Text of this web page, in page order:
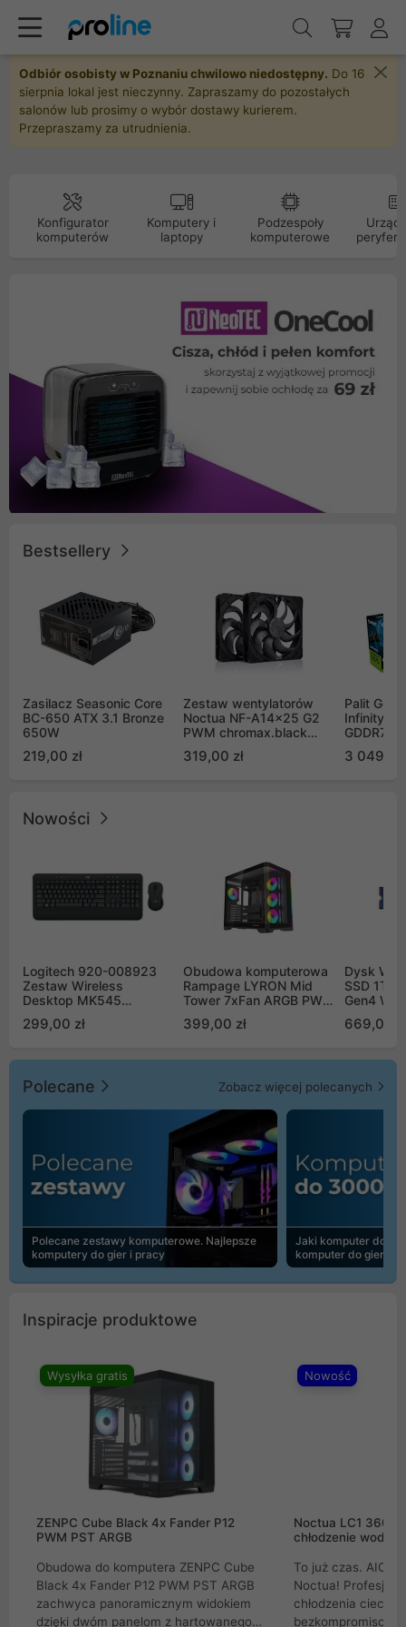
Odbiór osobisty w Poznaniu chwilowo niedostępny. Do 16
sierpnia lokal jest nieczynny. Zapraszamy do pozostałych
salonów lub prosimy o wybór dostawy kurierem.
Przepraszamy za utrudnienia.
Konfigurator
komputerów
Komputery i
laptopy
Podzespoły
komputerowe
Bestsellery
Zasilacz Seasonic Core
BC-650 ATX 3.1 Bronze
650W
219,00 zł
Zestaw wentylatorów
Noctua NF-A14x25 G2
PWM chromax.black
Push Pull (2szt)
319,00 zł
Palit
Infinity 3
GDDR7
GB2050S)
3 049,00
Nowości
Logitech 920-008923
Zestaw Wireless
Desktop MK545
299,00 zł
Obudowa komputerowa
Rampage LYRON Mid
Tower 7xFan ARGB PWM
399,00 zł
Dysk WD
SSD 1TB
Gen4
669,00
Polecane Zobacz więcej polecanych
Polecane zestawy komputerowe. Najlepsze
komputery do gier i pracy
Jaki komputer do
komputer do gier |
Inspiracje produktowe
Wysyłka gratis
ZENPC Cube Black 4x Fander P12
PWM PST ARGB
Obudowa do komputera ZENPC Cube
Black 4x Fander P12 PWM PST ARGB
zachwyca panoramicznym widokiem
dzięki dwóm panelom z hartowanego
Nowość
Noctua LC1
chłodzenie wodne
To już czas. AIO
Noctua!
chłodzenia cieczą